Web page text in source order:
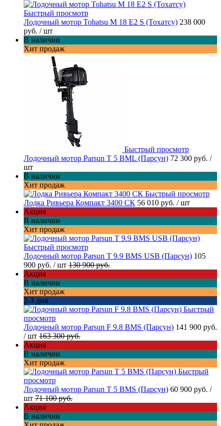
Быстрый просмотр
Лодочный мотор Tohatsu M 18 E2 S (Тохатсу) 238 000
руб. / шт
В наличии
Хит продаж
Быстрый просмотр
Лодочный мотор Parsun T 5 BML (Парсун) 72 300 руб. /
шт
В наличии
Хит продаж
Быстрый просмотр
Лодка Ривьера Компакт 3400 СК 56 010 руб. / шт
Акция
В наличии
Хит продаж
Быстрый просмотр
Лодочный мотор Parsun T 9.9 BMS USB (Парсун) 105
900 руб. / шт 130 900 руб.
Акция
В наличии
Хит продаж
2-3 дня
Быстрый
просмотр
Лодочный мотор Parsun F 9.8 BMS (Парсун) 141 900 руб.
/ шт 163 300 руб.
Акция
В наличии
Хит продаж
Быстрый
просмотр
Лодочный мотор Parsun T 5 BMS (Парсун) 60 900 руб. /
шт 71 100 руб.
Акция
В наличии